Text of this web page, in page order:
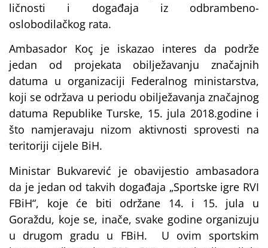
ličnosti i događaja iz odbrambeno-
oslobodilačkog rata.
Ambasador Koç je iskazao interes da podrže
jedan od projekata obilježavanju značajnih
datuma u organizaciji Federalnog ministarstva,
koji se održava u periodu obilježavanja značajnog
datuma Republike Turske, 15. jula 2018.godine i
što namjeravaju nizom aktivnosti sprovesti na
teritoriji cijele BiH.
Ministar Bukvarević je obavijestio ambasadora
da je jedan od takvih događaja „Sportske igre RVI
FBiH“, koje će biti održane 14. i 15. jula u
Goraždu, koje se, inače, svake godine organizuju
u drugom gradu u FBiH. U ovim sportskim